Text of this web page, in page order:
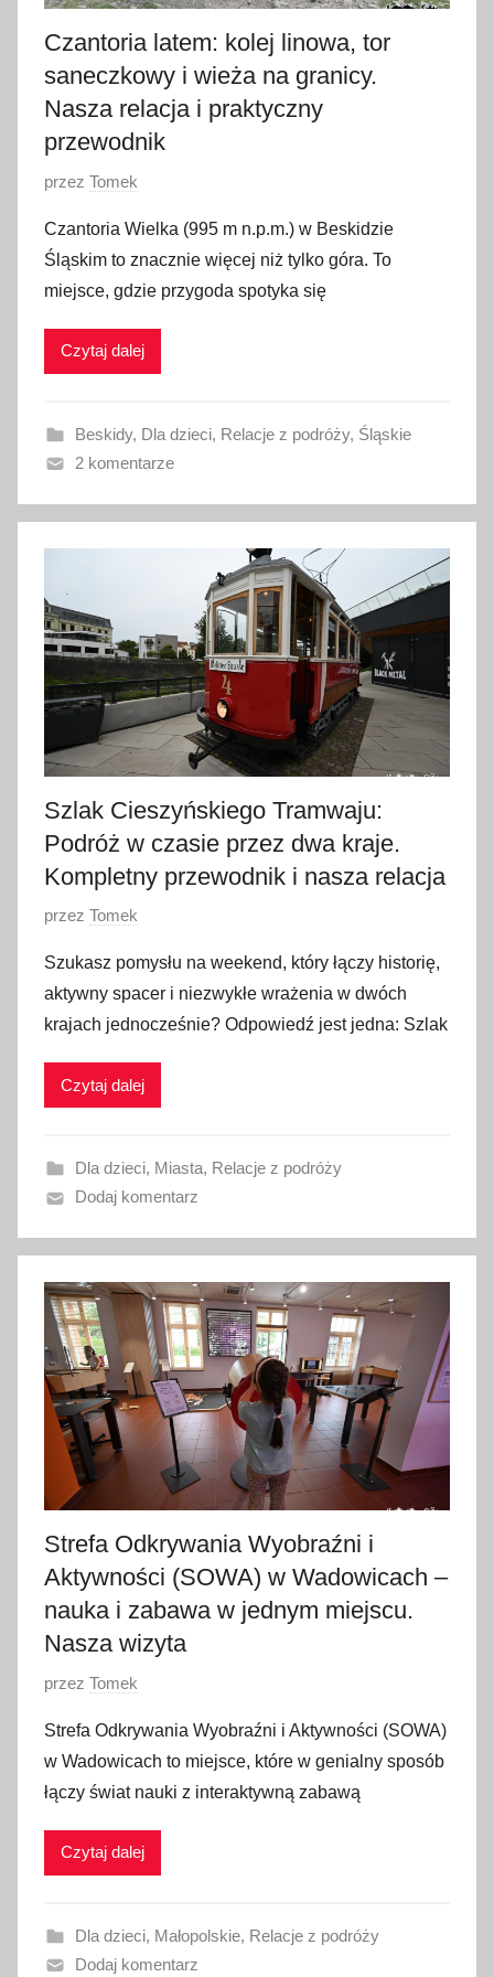
2
5
Czantoria latem: kolej linowa, tor
saneczkowy i wieża na granicy.
Nasza relacja i praktyczny
przewodnik
O
u
b
l
i
a
n
2
9
i
p
a
0
5
przez Tomek
Czantoria Wielka (995 m n.p.m.) w Beskidzie
Śląskim to znacznie więcej niż tylko góra. To
miejsce, gdzie przygoda spotyka się
Czytaj dalej
Beskidy, Dla dzieci, Relacje z podróży, Śląskie
2 komentarze
Szlak Cieszyńskiego Tramwaju:
Podróż w czasie przez dwa kraje.
Kompletny przewodnik i nasza relacja
O
u
b
l
i
a
n
2
8
i
p
c
5
przez Tomek
Szukasz pomysłu na weekend, który łączy historię,
aktywny spacer i niezwykłe wrażenia w dwóch
krajach jednocześnie? Odpowiedź jest jedna: Szlak
Czytaj dalej
Dla dzieci, Miasta, Relacje z podróży
Dodaj komentarz
Strefa Odkrywania Wyobraźni i
Aktywności (SOWA) w Wadowicach –
nauka i zabawa w jednym miejscu.
Nasza wizyta
O
u
b
l
i
a
n
przez Tomek
Strefa Odkrywania Wyobraźni i Aktywności (SOWA)
w Wadowicach to miejsce, które w genialny sposób
łączy świat nauki z interaktywną zabawą
Czytaj dalej
Dla dzieci, Małopolskie, Relacje z podróży
Dodaj komentarz